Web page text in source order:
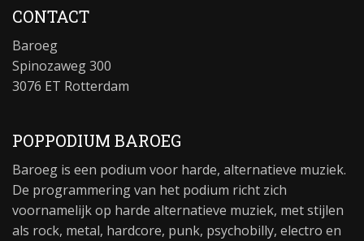
CONTACT
Baroeg
Spinozaweg 300
3076 ET Rotterdam
POPPODIUM BAROEG
Baroeg is een podium voor harde, alternatieve muziek.
De programmering van het podium richt zich
voornamelijk op harde alternatieve muziek, met stijlen
als rock, metal, hardcore, punk, psychobilly, electro en